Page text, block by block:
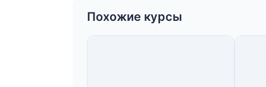
Похожие курсы